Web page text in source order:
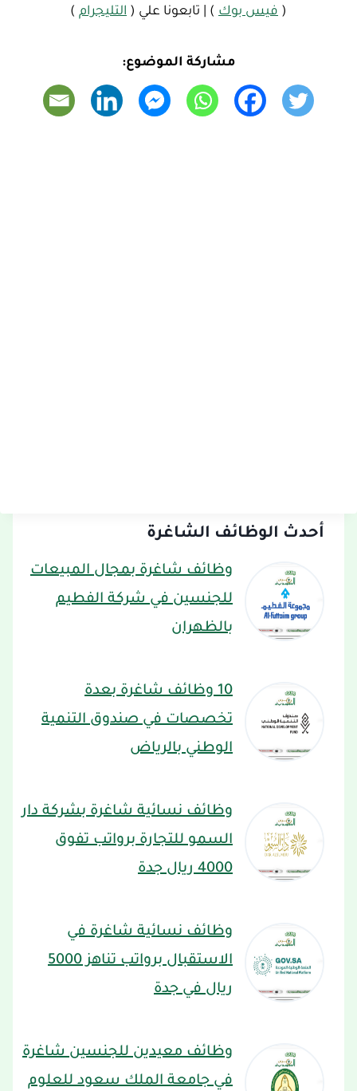
( فيس بوك ) | تابعونا علي ( التليجرام )
مشاركة الموضوع:
أحدث الوظائف الشاغرة
وظائف شاغرة بمجال المبيعات
للجنسين في شركة الفطيم
بالظهران
10 وظائف شاغرة بعدة
تخصصات في صندوق التنمية
الوطني بالرياض
وظائف نسائية شاغرة بشركة دار
السمو للتجارة برواتب تفوق
4000 ريال جدة
وظائف نسائية شاغرة في
الاستقبال برواتب تناهز 5000
ريال في جدة
وظائف معيدين للجنسين شاغرة
في جامعة الملك سعود للعلوم